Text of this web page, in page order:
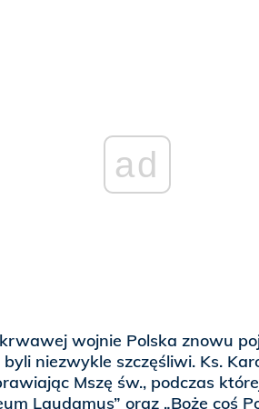
ad
wojnie Polska znowu
niezwykle szczęśliwi. Ks.
Mszę św., podczas
Laudamus” oraz „Boże coś